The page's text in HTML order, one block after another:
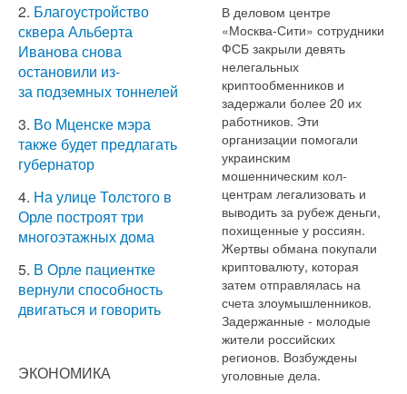
2. Благоустройство
сквера Альберта
Иванова снова
остановили из-
за подземных тоннелей
3. Во Мценске мэра
также будет предлагать
губернатор
4. На улице Толстого в
Орле построят три
многоэтажных дома
5. В Орле пациентке
вернули способность
двигаться и говорить
ЭКОНОМИКА
В деловом центре
«Москва-Сити» сотрудники
ФСБ закрыли девять
нелегальных
криптообменников и
задержали более 20 их
работников. Эти
организации помогали
украинским
мошенническим кол-
центрам легализовать и
выводить за рубеж деньги,
похищенные у россиян.
Жертвы обмана покупали
криптовалюту, которая
затем отправлялась на
счета злоумышленников.
Задержанные - молодые
жители российских
регионов. Возбуждены
уголовные дела.